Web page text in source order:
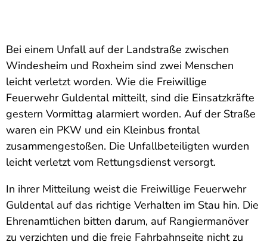
Bei einem Unfall auf der Landstraße zwischen
Windesheim und Roxheim sind zwei Menschen
leicht verletzt worden. Wie die Freiwillige
Feuerwehr Guldental mitteilt, sind die Einsatzkräfte
gestern Vormittag alarmiert worden. Auf der Straße
waren ein PKW und ein Kleinbus frontal
zusammengestoßen. Die Unfallbeteiligten wurden
leicht verletzt vom Rettungsdienst versorgt.
In ihrer Mitteilung weist die Freiwillige Feuerwehr
Guldental auf das richtige Verhalten im Stau hin. Die
Ehrenamtlichen bitten darum, auf Rangiermanöver
zu verzichten und die freie Fahrbahnseite nicht zu